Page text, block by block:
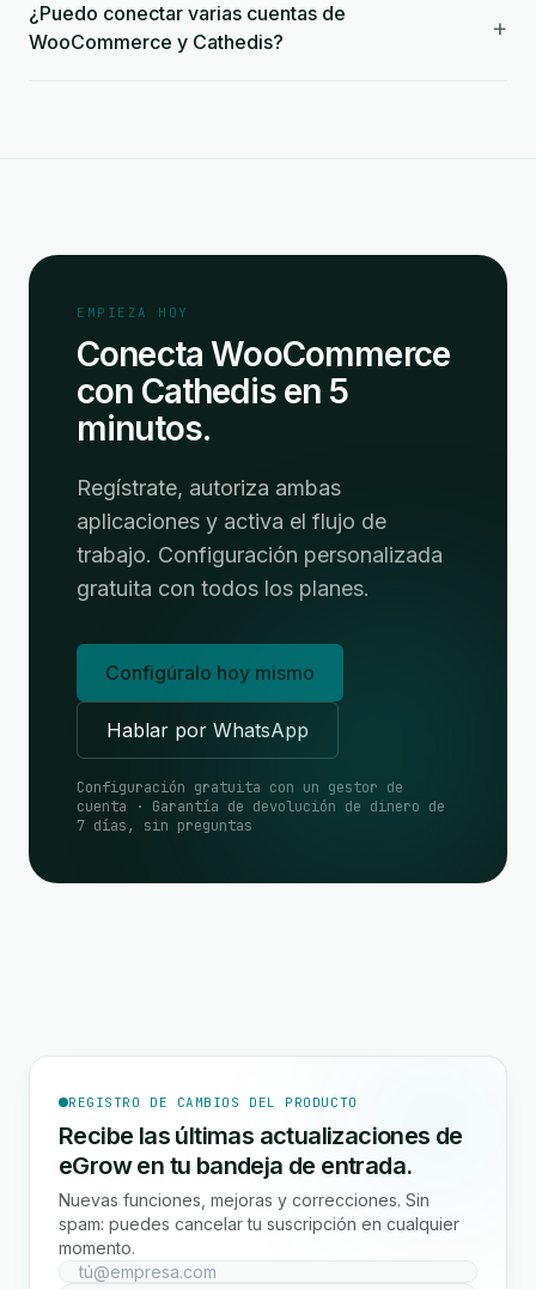
¿Puedo conectar varias cuentas de
WooCommerce y Cathedis?
+
EMPIEZA HOY
Conecta WooCommerce
con Cathedis en 5
minutos.
Regístrate, autoriza ambas
aplicaciones y activa el flujo de
trabajo. Configuración personalizada
gratuita con todos los planes.
Configúralo hoy mismo
Hablar por WhatsApp
Configuración gratuita con un gestor de
cuenta · Garantía de devolución de dinero de
7 días, sin preguntas
REGISTRO DE CAMBIOS DEL PRODUCTO
Recibe las últimas actualizaciones de
eGrow en tu bandeja de entrada.
Nuevas funciones, mejoras y correcciones. Sin
spam: puedes cancelar tu suscripción en cualquier
momento.